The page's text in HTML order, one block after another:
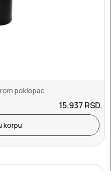
poklopac
15.937 RSD.
korpu